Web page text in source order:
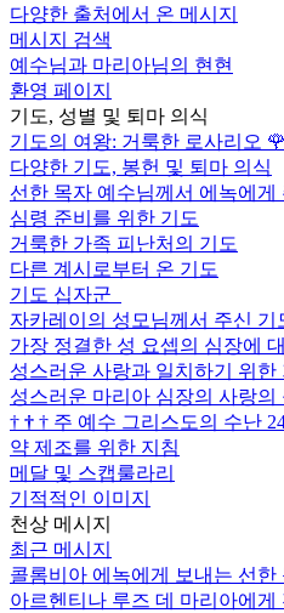
다양한 출처에서 온 메시지
메시지 검색
예수님과 마리아님의 현현
환영 페이지
기도, 성별 및 퇴마 의식
기도의 여왕: 거룩한 로사리오 🌹
다양한 기도, 봉헌 및 퇴마 의식
선한 목자 예수님께서 에녹에게
심령 준비를 위한 기도
거룩한 가족 피난처의 기도
다른 계시로부터 온 기도
기도 십자군
자카레이의 성모님께서 주신 기
가장 정결한 성 요셉의 심장에
성스러운 사랑과 일치하기 위한
성스러운 마리아 심장의 사랑의
† † † 주 예수 그리스도의 수난
약 제조를 위한 지침
메달 및 스캡룰라리
기적적인 이미지
천상 메시지
최근 메시지
콜롬비아 에녹에게 보내는 선한
아르헨티나 루즈 데 마리아에게